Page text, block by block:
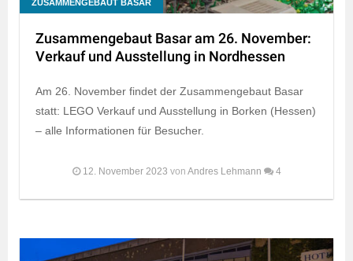
ZUSAMMENGEBAUT BASAR
Zusammengebaut Basar am 26. November:
Verkauf und Ausstellung in Nordhessen
Am 26. November findet der Zusammengebaut Basar
statt: LEGO Verkauf und Ausstellung in Borken (Hessen)
– alle Informationen für Besucher.
12. November 2023 von Andres Lehmann 4